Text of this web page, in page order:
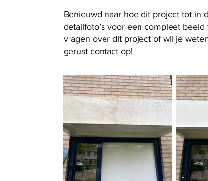
Benieuwd naar hoe dit project tot in
detailfoto’s voor een compleet
vragen over dit project of wil je
gerust contact op!